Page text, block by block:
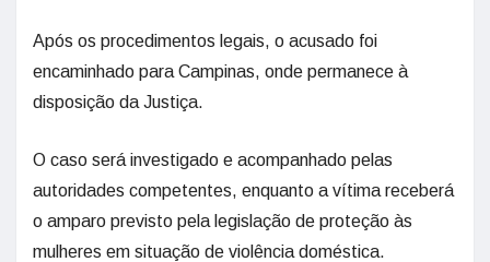
Após os procedimentos legais, o acusado foi
encaminhado para Campinas, onde permanece à
disposição da Justiça.
O caso será investigado e acompanhado pelas
autoridades competentes, enquanto a vítima receberá
o amparo previsto pela legislação de proteção às
mulheres em situação de violência doméstica.